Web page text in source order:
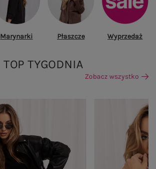
Marynarki Płaszcze Wyprzedaż
TOP TYGODNIA
Zobacz wszystko